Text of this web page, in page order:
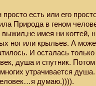
есть или его
Природа в геном
имея ни когтей,
ног или крыльев. А
И осталась только
душа и спутник. Потом
утрачивается
думаю.)))).